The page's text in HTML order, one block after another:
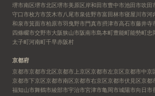
堺市南区堺市北区堺市美原区岸和田市豊中市池田市吹田
守口市枚方市茨木市八尾市泉佐野市富田林市寝屋川市河
和泉市箕面市柏原市羽曳野市門真市摂津市高石市藤井寺
四條畷市交野市大阪狭山市阪南市島本町豊能町能勢町忠
太子町河南町千早赤阪村
京都府
京都市京都市北区京都市上京区京都市左京区京都市中京
京都市下京区京都市南区京都市右京区京都市伏見区京都
福知山市舞鶴市綾部市宇治市宮津市亀岡市城陽市向日市